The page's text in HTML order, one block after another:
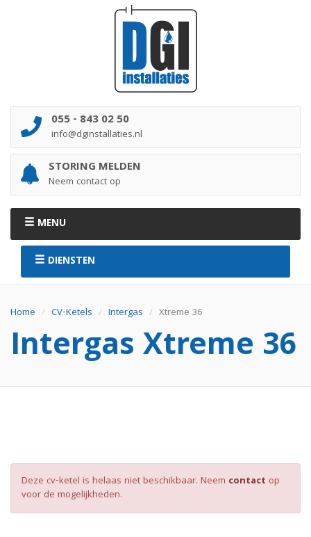
055 - 843 02 50
info@dginstallaties.nl
STORING MELDEN
Neem contact op
MENU
DIENSTEN
Home CV-Ketels Intergas Xtreme 36
Intergas Xtreme 36
Deze cv-ketel is helaas niet beschikbaar. Neem contact op
voor de mogelijkheden.